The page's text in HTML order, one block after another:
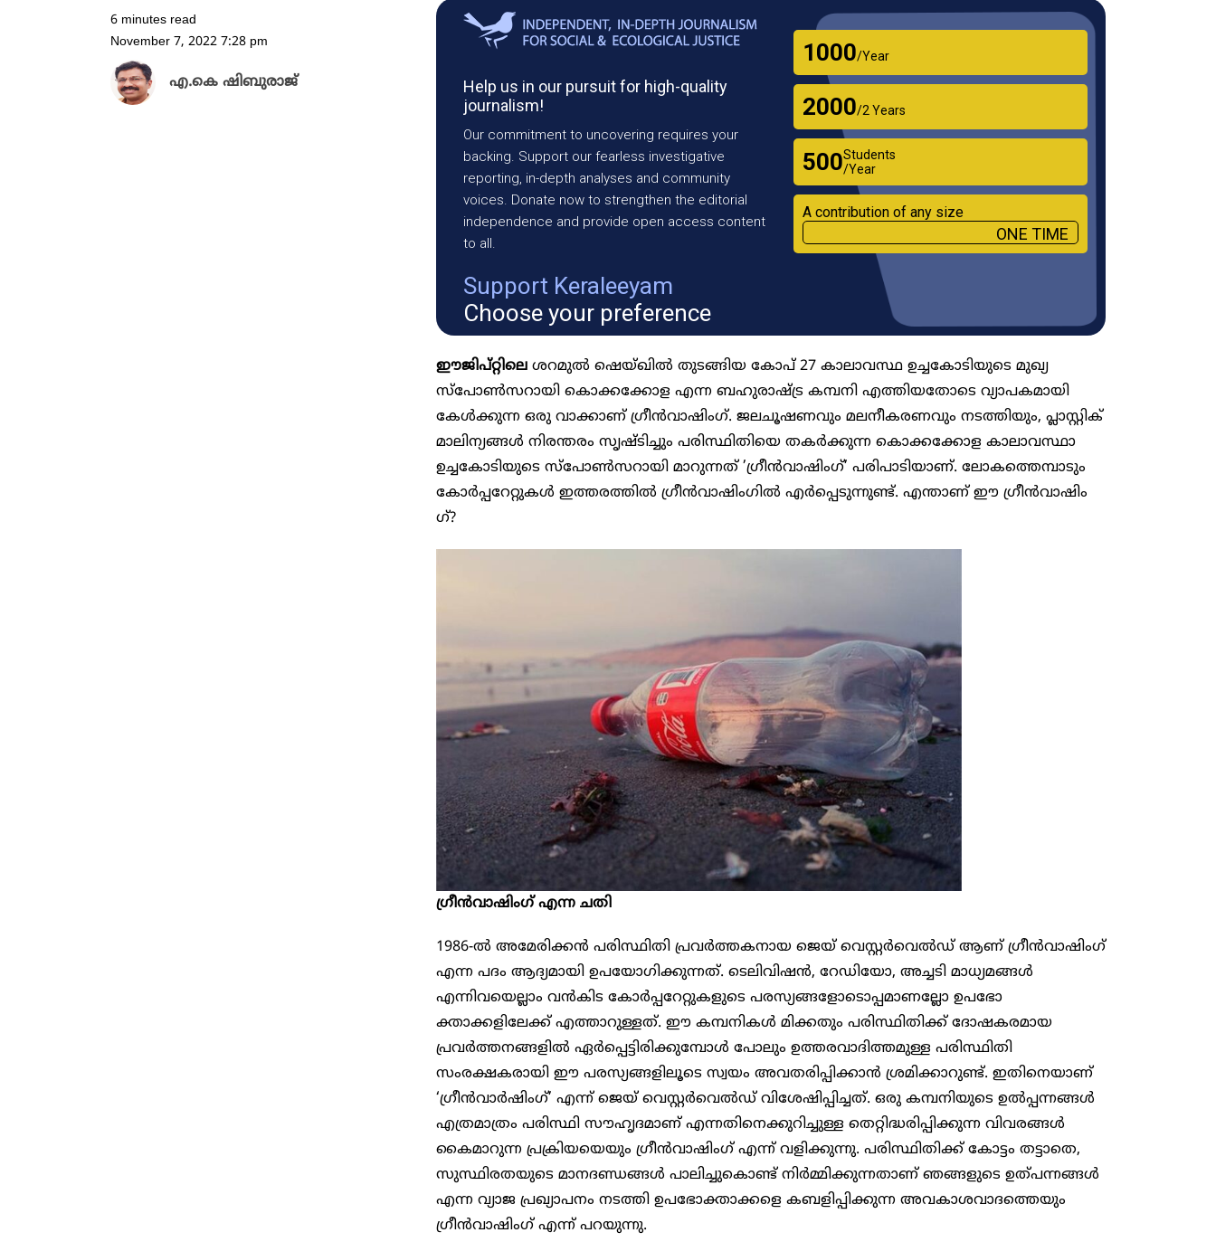
Help us in our pursuit for high-quality
journalism!
Our commitment to uncovering requires your
backing. Support our fearless investigative
reporting, in-depth analyses and community
voices. Donate now to strengthen the editorial
independence and provide open access content
to all.
Support Keraleeyam
Choose your preference
₹1000/Year
₹2000/2 Years
₹500Students
/Year
A contribution of any size
ONE TIME
ഈജിപ്റ്റിലെ ശറമുൽ ഷെയ്ഖിൽ തുടങ്ങിയ കോപ് 27 ​കാലാവസ്ഥ ഉച്ചകോടിയുടെ മുഖ്യ
സ്പോൺസറായി കൊക്കക്കോള എന്ന ബഹുരാഷ്ട്ര കമ്പനി എത്തിയതോടെ വ്യാപകമായി
കേൾക്കുന്ന ഒരു വാക്കാണ് ​ഗ്രീൻവാഷിം​ഗ്. ജലചൂഷണവും മലനീകരണവും നടത്തിയും, പ്ലാസ്റ്റിക്
മാലിന്യങ്ങൾ നിരന്തരം സൃഷ്ടിച്ചും പരിസ്ഥിതിയെ തകർക്കുന്ന കൊക്കക്കോള കാലാവസ്ഥാ
ഉച്ചകോടിയുടെ സ്പോൺസറായി മാറുന്നത് ​’ഗ്രീൻവാഷിം​ഗ്’ പരിപാടിയാണ്. ലോകത്തെമ്പാടും
കോർപ്പറേറ്റുകൾ ഇത്തരത്തിൽ ​ഗ്രീൻവാഷിം​ഗിൽ എർപ്പെടുന്നുണ്ട്. എന്താണ് ഈ ​ഗ്രീൻവാഷിം​
ഗ്?
ഗ്രീൻവാഷിംഗ് എന്ന ചതി
1986-ൽ അമേരിക്കൻ പരിസ്ഥിതി പ്രവർത്തകനായ ജെയ് വെസ്റ്റർവെൽഡ് ആണ് ഗ്രീൻവാഷിംഗ്
എന്ന പദം ആദ്യമായി ഉപയോഗിക്കുന്നത്. ടെലിവിഷൻ, റേഡിയോ, അച്ചടി മാധ്യമങ്ങൾ
എന്നിവയെല്ലാം വൻകിട കോർപ്പറേറ്റുകളുടെ പരസ്യങ്ങളോടൊപ്പമാണല്ലോ ഉപഭോ​
ക്താക്കളിലേക്ക് എത്താറുള്ളത്. ഈ കമ്പനികൾ മിക്കതും പരിസ്ഥിതിക്ക് ദോഷകരമായ
പ്രവർത്തനങ്ങളിൽ ഏർപ്പെട്ടിരിക്കുമ്പോൾ പോലും ഉത്തരവാദിത്തമുള്ള പരിസ്ഥിതി
സംരക്ഷകരായി ഈ പരസ്യങ്ങളിലൂടെ സ്വയം അവതരിപ്പിക്കാൻ ശ്രമിക്കാറുണ്ട്. ഇതിനെയാണ്
‘ഗ്രീൻവാർഷിം​ഗ്’ എന്ന് ജെയ് വെസ്റ്റർവെൽഡ് വിശേഷിപ്പിച്ചത്. ഒരു കമ്പനിയുടെ ഉൽപ്പന്നങ്ങൾ
എത്രമാത്രം പരിസ്ഥി സൗഹൃദമാണ് എന്നതിനെക്കുറിച്ചുള്ള തെറ്റിദ്ധരിപ്പിക്കുന്ന വിവരങ്ങൾ
കൈമാറുന്ന പ്രക്രിയയെയും ഗ്രീൻവാഷിംഗ് എന്ന് വളിക്കുന്നു. പരിസ്ഥിതിക്ക് കോട്ടം തട്ടാതെ,
സുസ്ഥിരതയുടെ മാനദണ്ഡങ്ങൾ പാലിച്ചുകൊണ്ട് നിർമ്മിക്കുന്നതാണ് ഞങ്ങളുടെ ഉത്പന്നങ്ങൾ
എന്ന വ്യാജ പ്രഖ്യാപനം നടത്തി ഉപഭോക്താക്കളെ കബളിപ്പിക്കുന്ന അവകാശവാദത്തെയും ​
ഗ്രീൻവാഷിം​ഗ് എന്ന് പറയുന്നു.
6 minutes read
November 7, 2022 7:28 pm
എ.കെ ഷിബുരാജ്